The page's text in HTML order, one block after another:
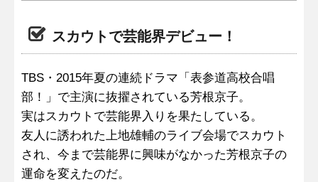
スカウトで芸能界デビュー！
TBS・2015年夏の連続ドラマ「表参道高校合唱
部！」で主演に抜擢されている芳根京子。
実はスカウトで芸能界入りを果たしている。
友人に誘われた上地雄輔のライブ会場でスカウト
され、今まで芸能界に興味がなかった芳根京子の
運命を変えたのだ。